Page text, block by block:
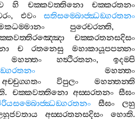
හි චක‍්කවත‍්තිනො
චක‍්කරතනං
, එවං
සතිසම‍්බොජ‍්ඣඞ‍්ගරතනං
පුරෙචරන‍්ති,
චක‍්කරතනසදිසං
ච රතනෙසු
මහාකායූපපන‍්නං
මහන‍්තං හත්‍ථිරතනං, ඉදම‍්පි
මහන‍්තං
අච‍්චුග‍්ගතං විපුලං
මහන‍්තන‍්ති
. චක‍්කවත‍්තිනො අස‍්සරතනං සීඝං
සීඝං
ලහු
අස‍්සරතනසදිසං හොති.